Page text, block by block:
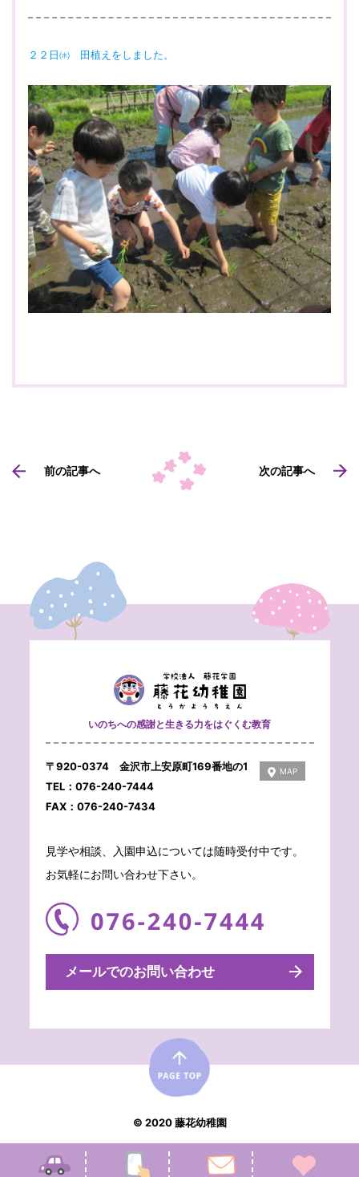
２２日㈬ 田植えをしました。
前の記事へ 次の記事へ
いのちへの感謝と生きる力をはぐくむ教育
〒920-0374 金沢市上安原町169番地の1
TEL：076-240-7444
FAX：076-240-7434
MAP
見学や相談、入園申込については随時受付中です。
お気軽にお問い合わせ下さい。
メールでのお問い合わせ
© 2020 藤花幼稚園